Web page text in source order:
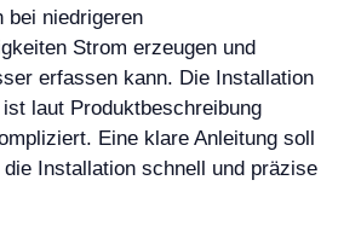
bei niedrigeren
Strom erzeugen und
erfassen kann. Die Installation
laut Produktbeschreibung
Eine klare Anleitung soll
Installation schnell und präzise